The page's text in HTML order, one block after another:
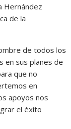
Hernández
de la
de todos los
en sus planes de
que no
en
apoyos nos
el éxito